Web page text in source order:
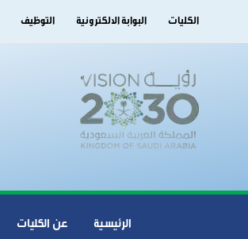
الكليات البوابة الالكترونية التوظيف
الرئيسية عن الكليات